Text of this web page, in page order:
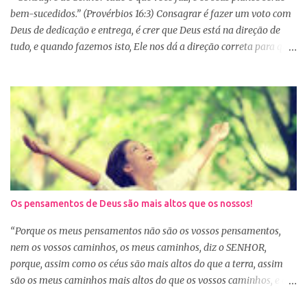
e também com a dificuldade de entendi...
bem-sucedidos.” (Provérbios 16:3) Consagrar é fazer um voto com
Deus de dedicação e entrega, é crer que Deus está na direção de
tudo, e quando fazemos isto, Ele nos dá a direção correta para que
agirmos dessa forma seremos bem-sucedidas. E o que é ser bem-
sucedido? Para o mundo é aquele que alcança o sucesso com o
trabalho de suas próprias mãos, glorificando a si mesmo. Porém
para aquele que consagra tudo a Deus, o conceito é outro. Quando
consagramos nossa vida e nossos planos a Deus, ficamos
aguardando a Sua resposta que muitas vezes não é bem o que o
nosso coração desejava, mas é o desejo do coração de Deus. E
sabemos que Deus é perfeito e tem o melhor para nós. Consagrar
tudo a Deus e fazer a Sua vontade, é a garantia de que tudo dará
certo. Logo pela manhã, consagre s...
Os pensamentos de Deus são mais altos que os nossos!
“Porque os meus pensamentos não são os vossos pensamentos,
nem os vossos caminhos, os meus caminhos, diz o SENHOR,
porque, assim como os céus são mais altos do que a terra, assim
são os meus caminhos mais altos do que os vossos caminhos, e os